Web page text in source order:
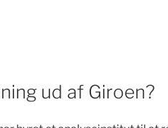
ud af Giroen?